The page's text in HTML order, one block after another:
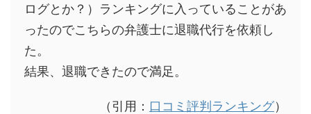
ログとか？）ランキングに入っていることがあ
ったのでこちらの弁護士に退職代行を依頼し
た。
結果、退職できたので満足。
（引用： 口コミ評判ランキング）